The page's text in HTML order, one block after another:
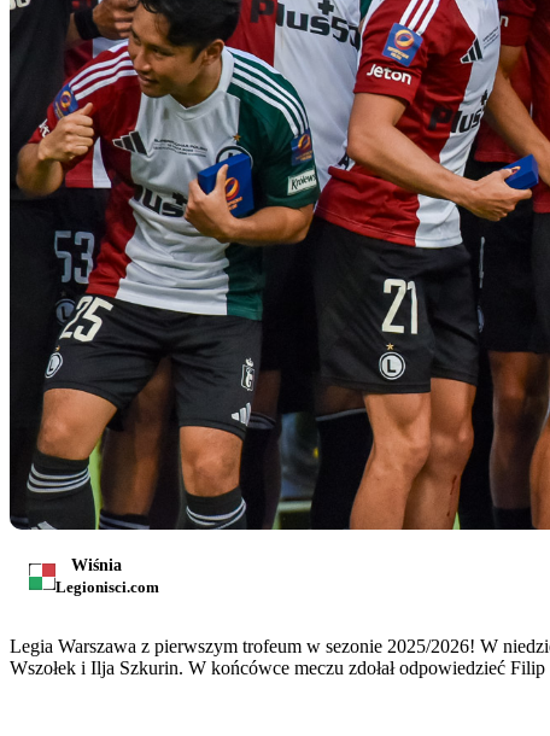
Wiśnia
Legionisci.com
Legia Warszawa z pierwszym trofeum w sezonie 2025/2026! W
Wszołek i Ilja Szkurin. W końcówce meczu zdołał odpowiedzieć